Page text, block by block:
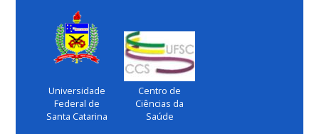
Universidade
Federal de
Santa Catarina
Centro de
Ciências da
Saúde